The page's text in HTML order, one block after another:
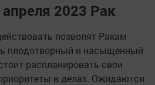
2023 Рак
позволят Ракам
плодотворный и насыщенный
распланировать свои
в делах. Ожидаются